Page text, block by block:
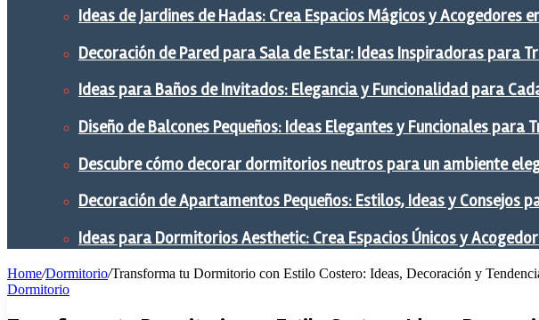
Ideas de Jardines de Hadas: Crea Espacios Mágicos y Acogedores
Decoración de Pared para Sala de Estar: Ideas Inspiradoras para
Ideas para Baños de Invitados: Elegancia y Funcionalidad para
Diseño de Balcones Pequeños: Ideas Elegantes y Funcionales
Descubre cómo decorar dormitorios neutros para un ambiente
Decoración de Apartamentos Pequeños: Estilos, Ideas y Consejos
Ideas para Dormitorios Aesthetic: Crea Espacios Únicos y
Home/Dormitorio/Transforma tu Dormitorio con Estilo Costero: Ideas, Decoración y
Dormitorio